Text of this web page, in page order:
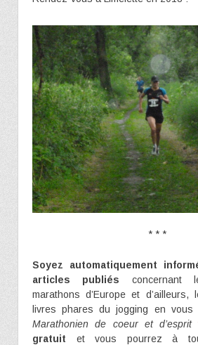
* * *
Soyez automatiquement
articles publiés concernant
marathons d’Europe et d’ailleurs,
livres phares du jogging en vous
Marathonien de coeur et d’esprit
gratuit et vous pourrez à